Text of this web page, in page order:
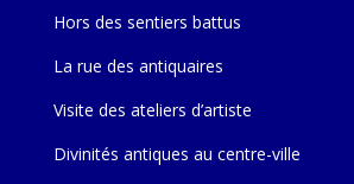
Hors des sentiers battus
La rue des antiquaires
Visite des ateliers d’artiste
Divinités antiques au centre-ville